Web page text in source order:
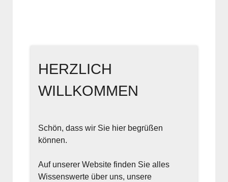
HERZLICH
WILLKOMMEN
Schön, dass wir Sie hier begrüßen
können.
Auf unserer Website finden Sie alles
Wissenswerte über uns, unsere